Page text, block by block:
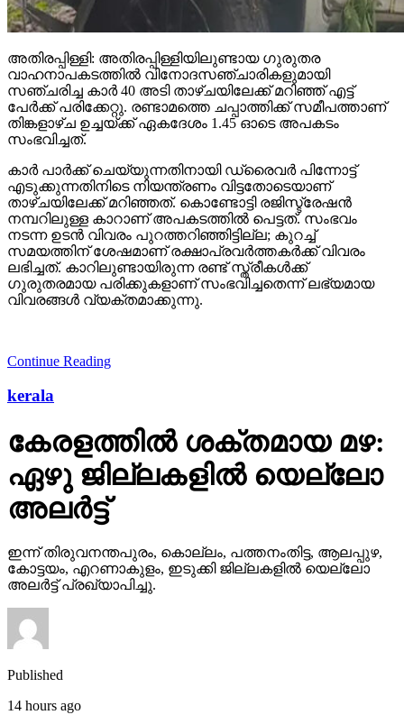
അതിരപ്പിള്ളി: അതിരപ്പിള്ളിയിലുണ്ടായ ഗുരുതര
വാഹനാപകടത്തില്‍ വിനോദസഞ്ചാരികളുമായി
സഞ്ചരിച്ച കാര്‍ 40 അടി താഴ്ചയിലേക്ക് മറിഞ്ഞ് എട്ട്
പേര്‍ക്ക് പരിക്കേറ്റു. രണ്ടാമത്തെ ചപ്പാത്തിക്ക് സമീപത്താണ്
തിങ്കളാഴ്ച ഉച്ചയ്ക്ക് ഏകദേശം 1.45 ഓടെ അപകടം
സംഭവിച്ചത്.
കാര്‍ പാര്‍ക്ക് ചെയ്യുന്നതിനായി ഡ്രൈവര്‍ പിന്നോട്ട്
എടുക്കുന്നതിനിടെ നിയന്ത്രണം വിട്ടതോടെയാണ്
താഴ്ചയിലേക്ക് മറിഞ്ഞത്. കൊണ്ടോട്ടി രജിസ്ട്രേഷന്‍
നമ്പറിലുള്ള കാറാണ് അപകടത്തില്‍ പെട്ടത്. സംഭവം
നടന്ന ഉടന്‍ വിവരം പുറത്തറിഞ്ഞിട്ടില്ല; കുറച്ച്
സമയത്തിന് ശേഷമാണ് രക്ഷാപ്രവര്‍ത്തകര്‍ക്ക് വിവരം
ലഭിച്ചത്. കാറിലുണ്ടായിരുന്ന രണ്ട് സ്ത്രീകള്‍ക്ക്
ഗുരുതരമായ പരിക്കുകളാണ് സംഭവിച്ചതെന്ന് ലഭ്യമായ
വിവരങ്ങള്‍ വ്യക്തമാക്കുന്നു.
Continue Reading
kerala
കേരളത്തില്‍ ശക്തമായ മഴ:
ഏഴു ജില്ലകളില്‍ യെല്ലോ
അലര്‍ട്ട്
ഇന്ന് തിരുവനന്തപുരം, കൊല്ലം, പത്തനംതിട്ട, ആലപ്പുഴ,
കോട്ടയം, എറണാകുളം, ഇടുക്കി ജില്ലകളില്‍ യെല്ലോ
അലര്‍ട്ട് പ്രഖ്യാപിച്ചു.
Published
14 hours ago